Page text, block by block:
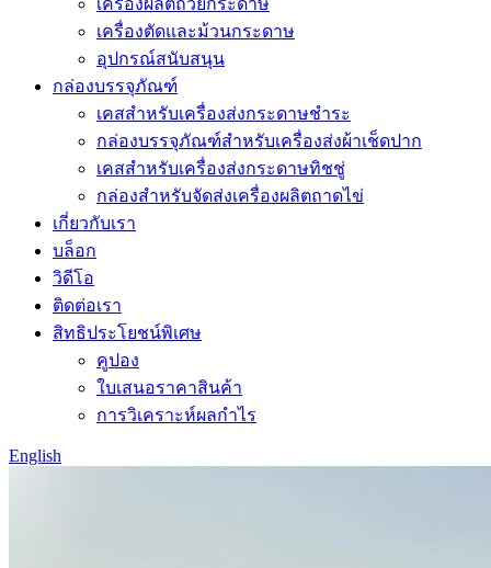
เครื่องตัดและม้วนกระดาษ
อุปกรณ์สนับสนุน
กล่องบรรจุภัณฑ์
เคสสำหรับเครื่องส่งกระดาษชำระ
กล่องบรรจุภัณฑ์สำหรับเครื่องส่งผ้าเช็ดปาก
เคสสำหรับเครื่องส่งกระดาษทิชชู่
กล่องสำหรับจัดส่งเครื่องผลิตถาดไข่
เกี่ยวกับเรา
บล็อก
วิดีโอ
ติดต่อเรา
สิทธิประโยชน์พิเศษ
คูปอง
ใบเสนอราคาสินค้า
การวิเคราะห์ผลกำไร
English